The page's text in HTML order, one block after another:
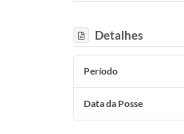
Detalhes
Período
Data da Posse